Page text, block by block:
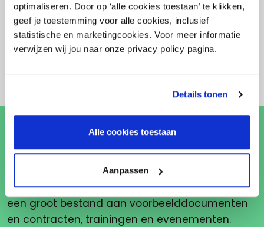
optimaliseren. Door op ‘alle cookies toestaan’ te klikken,
geef je toestemming voor alle cookies, inclusief
statistische en marketingcookies. Voor meer informatie
verwijzen wij jou naar onze privacy policy pagina.
Details tonen
Alle cookies toestaan
Aanpassen
5 augustus 2022
Leave schemes
Ik wil graag lid worden
Leden kunnen altijd rekenen op juridisch en
zakelijk advies op maat, zij krijgen toegang tot
een groot bestand aan voorbeelddocumenten
en contracten, trainingen en evenementen.